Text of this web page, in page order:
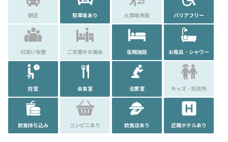
駅近 駐車場あり 火葬場併設 バリアフリー
付添い安置 ご安置中の面会 仮眠施設 お風呂・シャワー
控室 会食室 法要室 キッズ・託児所
飲食持ち込み コンビニあり 飲食店あり 近隣ホテルあり